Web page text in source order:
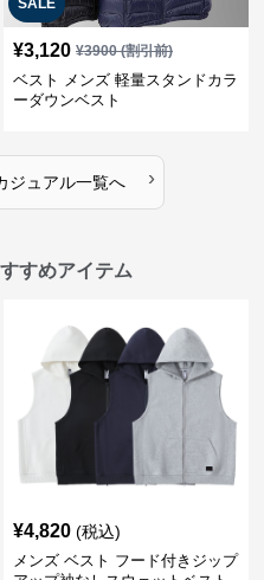
SALE
¥3,120 ¥3900(割引前)
ベスト メンズ 軽量スタンドカラ
ーダウンベスト
ジュアル一覧へ ›
すめアイテム
¥4,820 (税込)
メンズ ベスト フード付きジップ